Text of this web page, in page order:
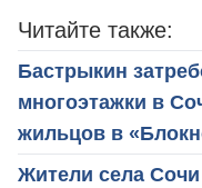
Читайте также:
Бастрыкин
многоэтажки в
жильцов в
Жители села